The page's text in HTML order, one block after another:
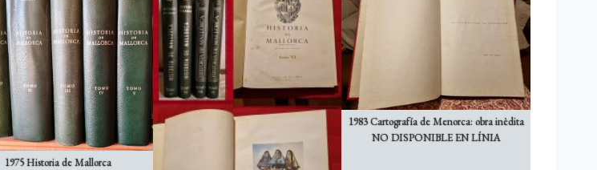
1975 Historia de Mallorca
1983 Cartografía de Menorca: obra inèdita
NO DISPONIBLE EN LÍNIA